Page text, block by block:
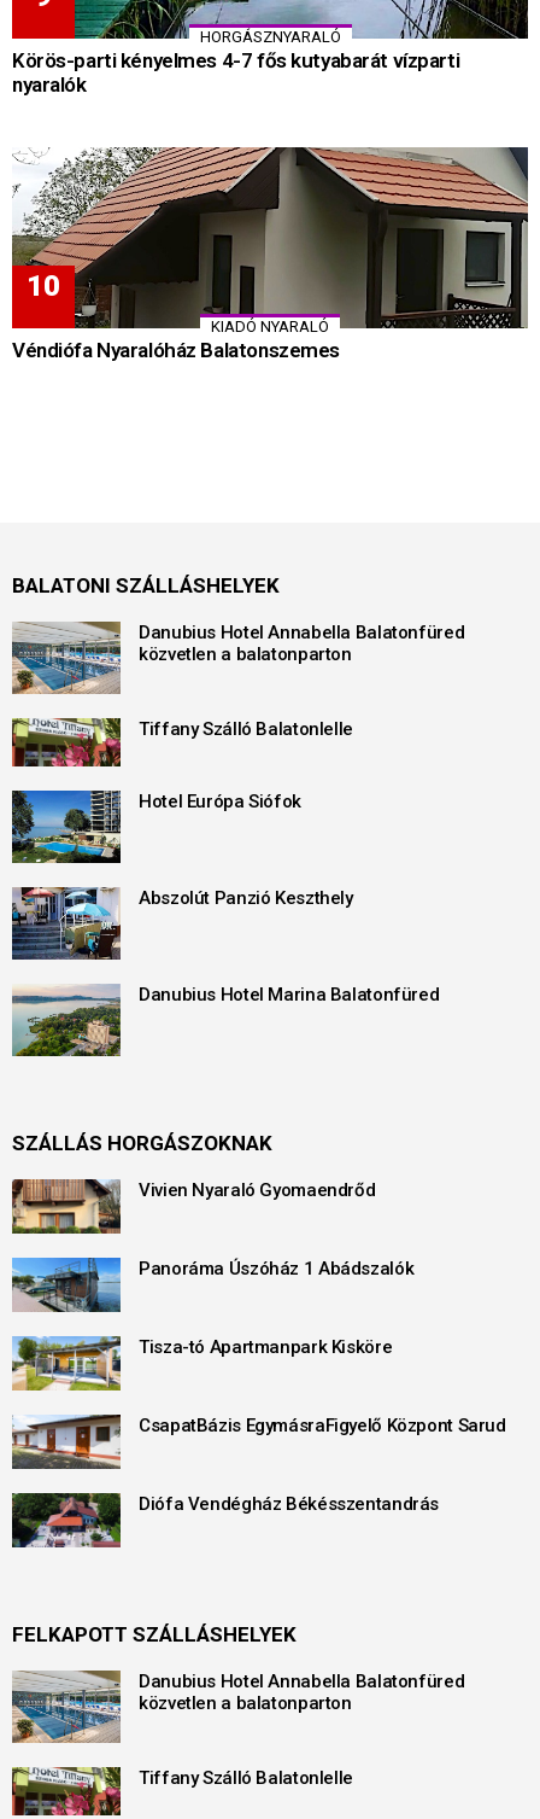
HORGÁSZNYARALÓ
Körös-parti kényelmes 4-7 fős kutyabarát vízparti
nyaralók
KIADÓ NYARALÓ
Véndiófa Nyaralóház Balatonszemes
BALATONI SZÁLLÁSHELYEK
Danubius Hotel Annabella Balatonfüred
közvetlen a balatonparton
Tiffany Szálló Balatonlelle
Hotel Európa Siófok
Abszolút Panzió Keszthely
Danubius Hotel Marina Balatonfüred
SZÁLLÁS HORGÁSZOKNAK
Vivien Nyaraló Gyomaendrőd
Panoráma Úszóház 1 Abádszalók
Tisza-tó Apartmanpark Kisköre
CsapatBázis EgymásraFigyelő Központ Sarud
Diófa Vendégház Békésszentandrás
FELKAPOTT SZÁLLÁSHELYEK
Danubius Hotel Annabella Balatonfüred
közvetlen a balatonparton
Tiffany Szálló Balatonlelle